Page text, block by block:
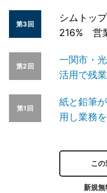
第3回
シムトッ
216% 営
第2回
一関市・
活用で残
第1回
紙と鉛筆
用し業務
こ
新規無